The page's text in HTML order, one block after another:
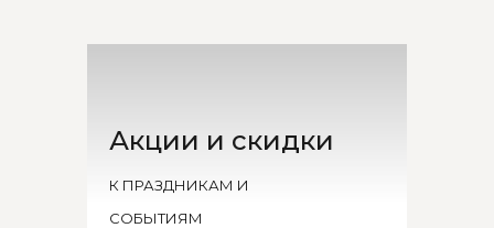
Акции и скидки
К ПРАЗДНИКАМ И
СОБЫТИЯМ